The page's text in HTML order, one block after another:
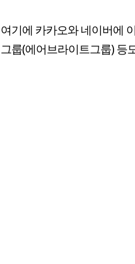
여기에 카카오와 네이버에
그룹(에어브라이트그룹) 등